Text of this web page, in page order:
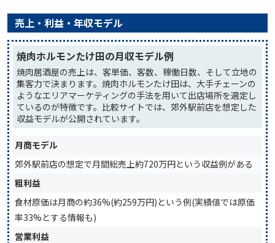
売上・利益・年収モデル
焼肉ホルモンたけ田の月収モデル例
焼肉居酒屋の売上は、客単価、客数、稼働日数、そして立地の
集客力で決まります。焼肉ホルモンたけ田は、大手チェーンの
ようなエリアマーケティングの手法を用いて出店場所を選定し
ているのが特徴です。比較サイトでは、郊外駅前店を想定した
収益モデルが公開されています。
月商モデル
郊外駅前店の想定で月間総売上約720万円という収益例がある
粗利益
食材原価は月商の約36%(約259万円)という例(実績値では原価
率33%とする情報も)
営業利益